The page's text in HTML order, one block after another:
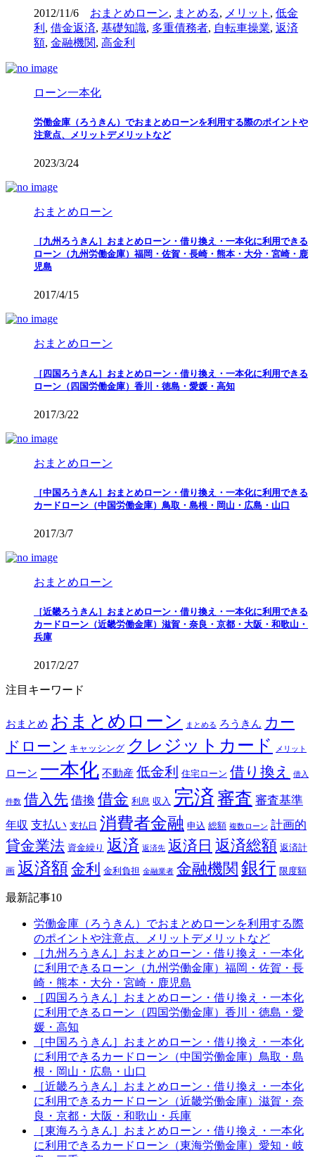
2012/11/6 おまとめローン, まとめる, メリット , 低金
利 , 借金返済, 基礎知識, 多重債務者, 自転車操業, 返済
額, 金融機関, 高金利
ローン一本化
労働金庫（ろうきん）でおまとめローンを利用する際のポイントや
注意点、メリットデメリットなど
2023/3/24
おまとめローン
［九州ろうきん］おまとめローン・借り換え・一本化に利用できる
ローン（九州労働金庫）福岡・佐賀・長崎・熊本・大分・宮崎・鹿
児島
2017/4/15
おまとめローン
［四国ろうきん］おまとめローン・借り換え・一本化に利用できる
ローン（四国労働金庫）香川・徳島・愛媛・高知
2017/3/22
おまとめローン
［中国ろうきん］おまとめローン・借り換え・一本化に利用できる
カードローン（中国労働金庫）鳥取・島根・岡山・広島・山口
2017/3/7
おまとめローン
［近畿ろうきん］おまとめローン・借り換え・一本化に利用できる
カードローン（近畿労働金庫）滋賀・奈良・京都・大阪・和歌山・
兵庫
2017/2/27
注目キーワード
おまとめ おまとめローン まとめる ろうきん カー
ドローン キャッシング クレジットカード メリット
ローン 一本化 不動産 低金利 住宅ローン 借り換え 借入
件数 借入先 借換 借金 利息 収入 完済 審査 審査基準
年収 支払い 支払日 消費者金融 申込 総額 複数ローン 計画的
貸金業法 資金繰り 返済 返済先 返済日 返済総額 返済計
画 返済額 金利 金利負担 金融業者 金融機関 銀行 限度額
最新記事10
労働金庫（ろうきん）でおまとめローンを利用する際
のポイントや注意点、メリットデメリットなど
［九州ろうきん］おまとめローン・借り換え・一本化
に利用できるローン（九州労働金庫）福岡・佐賀・長
崎・熊本・大分・宮崎・鹿児島
［四国ろうきん］おまとめローン・借り換え・一本化
に利用できるローン（四国労働金庫）香川・徳島・愛
媛・高知
［中国ろうきん］おまとめローン・借り換え・一本化
に利用できるカードローン（中国労働金庫）鳥取・島
根・岡山・広島・山口
［近畿ろうきん］おまとめローン・借り換え・一本化
に利用できるカードローン（近畿労働金庫）滋賀・奈
良・京都・大阪・和歌山・兵庫
［東海ろうきん］おまとめローン・借り換え・一本化
に利用できるカードローン（東海労働金庫）愛知・岐